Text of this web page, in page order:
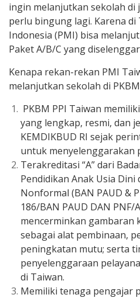
ingin melanjutkan sekolah di
perlu bingung lagi. Karena
Indonesia (PMI) bisa
Paket A/B/C yang
Kenapa rekan-rekan PMI
melanjutkan sekolah di
PKBM PPI Taiwan
yang lengkap, resmi, dan
KEMDIKBUD RI sejak
untuk menyelenggarakan
Terakreditasi “A” dari
Pendidikan Anak Usia Dini
Nonformal (BAN PAUD &
186/BAN PAUD DAN PNF/
mencerminkan gambaran
sebagai alat pembinaan,
peningkatan mutu; serta
penyelenggaraan
di Taiwan.
Memiliki tenaga pengajar